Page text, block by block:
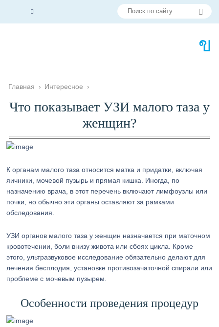
Главная › Интересное ›
Что показывает УЗИ малого таза у
женщин?
К органам малого таза относится матка и придатки, включая
яичники, мочевой пузырь и прямая кишка. Иногда, по
назначению врача, в этот перечень включают лимфоузлы или
почки, но обычно эти органы оставляют за рамками
обследования.
УЗИ органов малого таза у женщин назначается при маточном
кровотечении, боли внизу живота или сбоях цикла. Кроме
этого, ультразвуковое исследование обязательно делают для
лечения бесплодия, установке противозачаточной спирали или
проблеме с мочевым пузырем.
Особенности проведения процедур